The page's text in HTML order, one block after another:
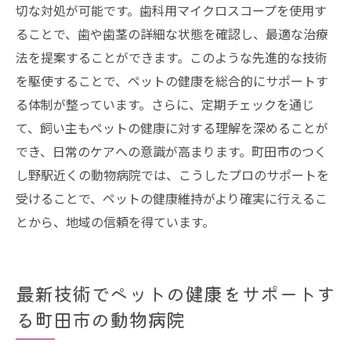
切な対処が可能です。歯科用マイクロスコープを使用す
ることで、歯や歯茎の詳細な状態を確認し、最適な治療
法を提案することができます。このような先進的な技術
を駆使することで、ペットの健康を総合的にサポートす
る体制が整っています。さらに、定期チェックを通じ
て、飼い主もペットの健康に対する理解を深めることが
でき、日常のケアへの意識が高まります。町田市のつく
し野駅近くの動物病院では、こうしたプロのサポートを
受けることで、ペットの健康維持がより確実に行えるこ
とから、地域の信頼を得ています。
最新技術でペットの健康をサポートす
る町田市の動物病院